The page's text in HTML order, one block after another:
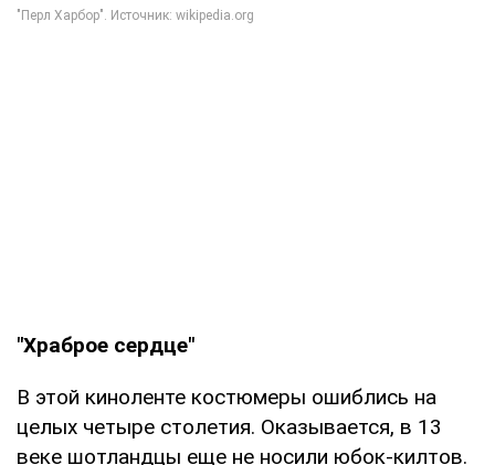
"Храброе сердце"
В этой киноленте костюмеры ошиблись на
целых четыре столетия. Оказывается, в 13
веке шотландцы еще не носили юбок-килтов.